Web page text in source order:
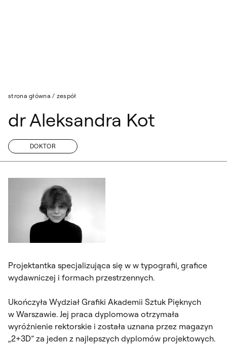
strona główna / zespół
dr Aleksandra Kot
DOKTOR
Projektantka specjalizująca się w w typografii, grafice
wydawniczej i formach przestrzennych.
Ukończyła Wydział Grafiki Akademii Sztuk Pięknych
w Warszawie. Jej praca dyplomowa otrzymała
wyróżnienie rektorskie i została uznana przez magazyn
„2+3D” za jeden z najlepszych dyplomów projektowych.